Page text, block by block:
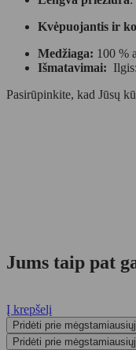
Kvėpuojantis ir
Medžiaga: 100 %
Išmatavimai:
Pasirūpinkite, kad Jūsų
Jums taip pat
Į krepšelį
Pridėti prie
Pridėti prie